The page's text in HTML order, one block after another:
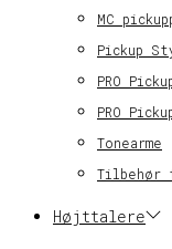
MC
Pickup
PRO
PRO
Tonearme
Tilbehør
Højttalere